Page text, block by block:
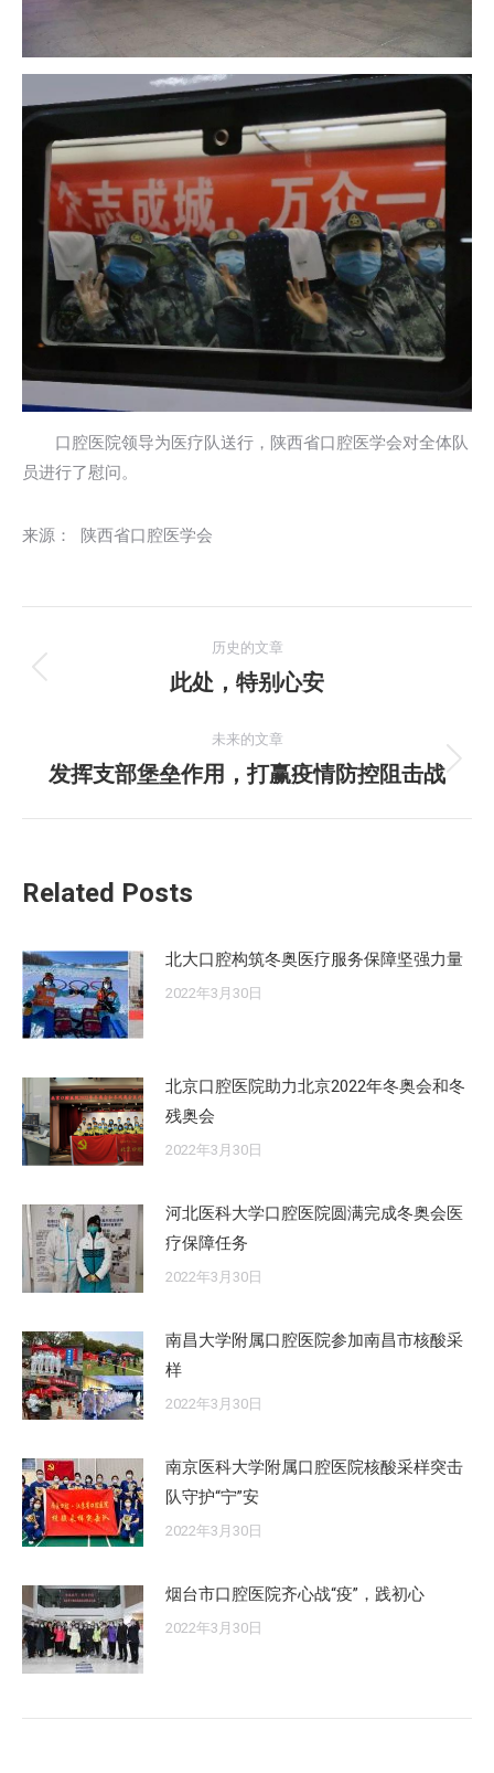
口腔医院领导为医疗队送行，陕西省口腔医学会对全体队
员进行了慰问。
来源： 陕西省口腔医学会
章
航
历史的文章
历
的
文
此处，特别心安
未来的文章
未
发挥支部堡垒作用，打赢疫情防控阻击战
Related Posts
北大口腔构筑冬奥医疗服务保障坚强力量
2022年3月30日
北京口腔医院助力北京2022年冬奥会和冬
残奥会
2022年3月30日
河北医科大学口腔医院圆满完成冬奥会医
疗保障任务
2022年3月30日
南昌大学附属口腔医院参加南昌市核酸采
样
2022年3月30日
南京医科大学附属口腔医院核酸采样突击
队守护“宁”安
2022年3月30日
烟台市口腔医院齐心战“疫”，践初心
2022年3月30日